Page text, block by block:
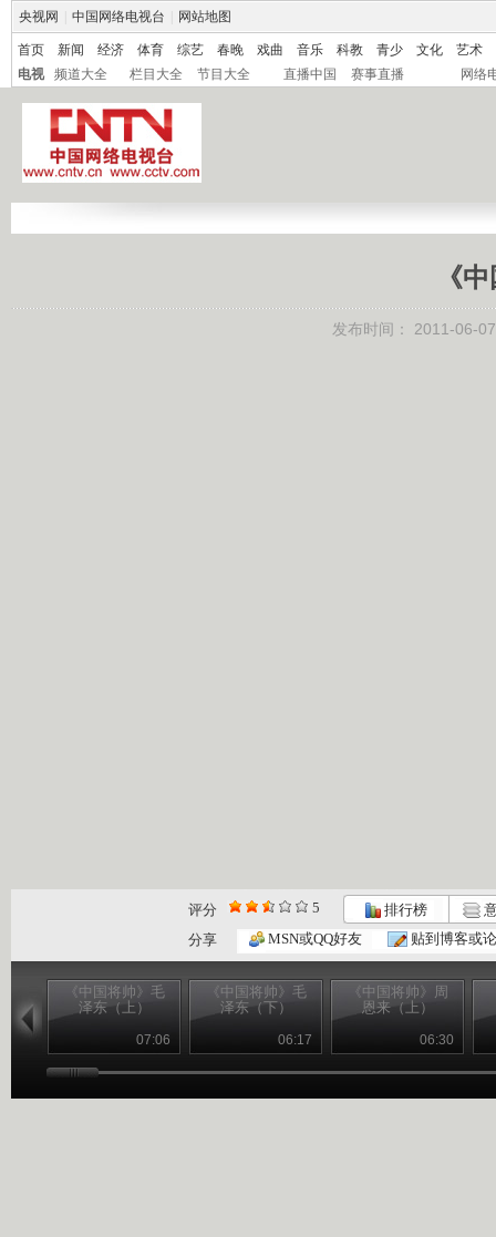
央视网 中国网络电视台 网站地图
首页 新闻 经济 体育 综艺 春晚 戏曲 音乐 科教 青少 文化
艺术
电视
频道大全 栏目大全 节目大全 直播中国 赛事直播 网络
《
发布时间： 2011-06-
评分 5 排行榜
分享
MSN或QQ好友 贴到博客或
《中国将帅》毛
泽东（上）
07:06
《中国将帅》毛
泽东（下）
06:17
《中国将帅》周
恩来（上）
06:30